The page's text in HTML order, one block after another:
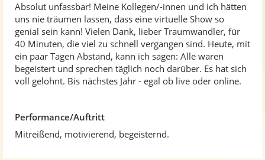
n
Absolut unfassbar! Meine Kollegen/-innen und ich hätten
uns nie träumen lassen, dass eine virtuelle Show so
genial sein kann! Vielen Dank, lieber Traumwandler, für
40 Minuten, die viel zu schnell vergangen sind. Heute, mit
ein paar Tagen Abstand, kann ich sagen: Alle waren
begeistert und sprechen täglich noch darüber. Es hat sich
voll gelohnt. Bis nächstes Jahr - egal ob live oder online.
Performance/Auftritt
Mitreißend, motivierend, begeisternd.